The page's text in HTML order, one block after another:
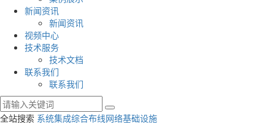
新闻资讯
新闻资讯
视频中心
技术服务
技术文档
联系我们
联系我们
全站搜索 系统集成综合布线网络基础设施